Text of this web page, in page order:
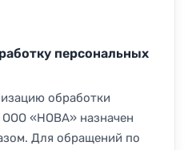
персональных
обработки
«НОВА» назначен
Для обращений по